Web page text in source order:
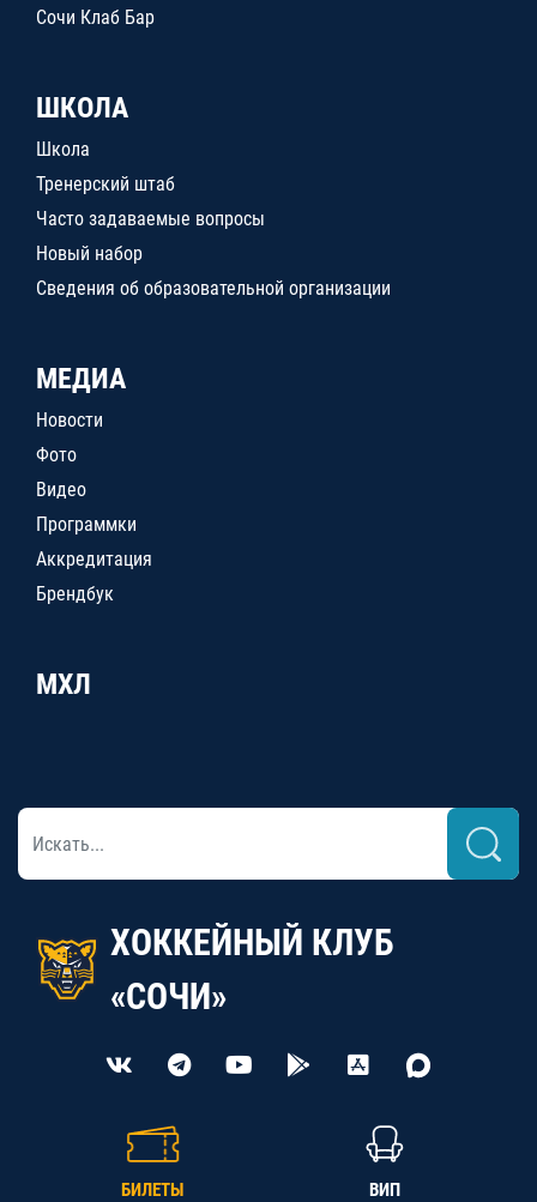
Сочи Клаб Бар
ШКОЛА
Школа
Тренерский штаб
Часто задаваемые вопросы
Новый набор
Сведения об образовательной организации
МЕДИА
Новости
Фото
Видео
Программки
Аккредитация
Брендбук
МХЛ
ХОККЕЙНЫЙ КЛУБ
«СОЧИ»
БИЛЕТЫ ВИП